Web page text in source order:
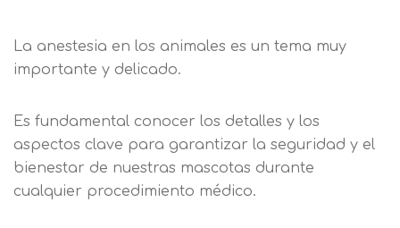
La anestesia en los animales es un tema muy
importante y delicado.
Es fundamental conocer los detalles y los
aspectos clave para garantizar la seguridad y el
bienestar de nuestras mascotas durante
cualquier procedimiento médico.